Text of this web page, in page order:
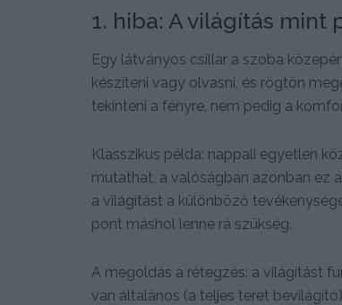
1. hiba: A világítás mint
Egy látványos csillár a szoba
készíteni vagy olvasni, és rögtön
tekinteni a fényre, nem pedig a
Klasszikus példa: nappali egyetlen
mutathat, a valóságban azonban ez
a világítást a különböző
pont máshol lenne rá szükség.
A megoldás a rétegzés: a világítást
van általános (a teljes teret